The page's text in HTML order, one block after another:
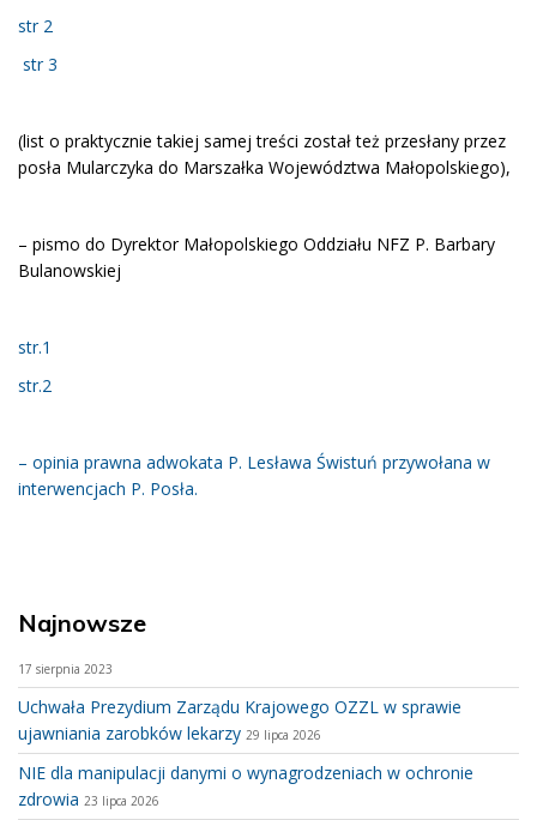
str 2
str 3
(list o praktycznie takiej samej treści został też przesłany przez
posła Mularczyka do Marszałka Województwa Małopolskiego),
– pismo do Dyrektor Małopolskiego Oddziału NFZ P. Barbary
Bulanowskiej
str.1
str.2
– opinia prawna adwokata P. Lesława Świstuń przywołana w
interwencjach P. Posła.
Najnowsze
17 sierpnia 2023
Uchwała Prezydium Zarządu Krajowego OZZL w sprawie
ujawniania zarobków lekarzy 29 lipca 2026
NIE dla manipulacji danymi o wynagrodzeniach w ochronie
zdrowia 23 lipca 2026